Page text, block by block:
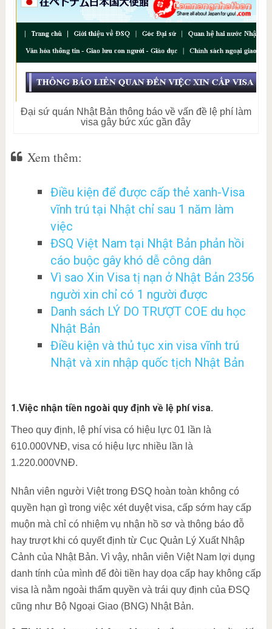
Đại sứ quán Nhật Bản thông báo về vấn đề lệ phí làm
visa gây bức xúc gần đây
Xem thêm:
Điều kiện để được cấp thẻ xanh-Visa
vĩnh trú tại Nhật chỉ sau 1 năm làm
việc
ĐSQ Việt Nam tại Nhật Bản phản hồi
cáo buộc gây khó dễ công dân
Vì sao Xin Visa tị nạn ở Nhật Bản 2356
người xin chỉ có 1 người được
Danh sách LÝ DO TRƯỢT COE du học
Nhật Bản
Điều kiện và thủ tục xin visa vĩnh trú
Nhật và xin nhập quốc tịch Nhật Bản
1.Việc nhận tiền ngoài quy định về lệ phí visa.
Theo quy định, lệ phí visa có hiệu lực 01 lần là
610.000VNĐ, visa có hiệu lực nhiều lần là
1.220.000VNĐ.
Nhân viên người Việt trong ĐSQ hoàn toàn không có
quyền hạn gì trong việc xét duyệt visa, cấp sớm hay cấp
muộn mà chỉ có nhiệm vụ nhận hồ sơ và thông báo đỗ
hay trượt khi có quyết định từ Cục Quản Lý Xuất Nhập
Cảnh của Nhật Bản. Vì vậy, nhân viên Việt Nam lợi dụng
danh tính của mình để đòi tiền hay dọa cấp hay không cấp
visa là nằm ngoài thẩm quyền và trái quy định của ĐSQ
cũng như Bộ Ngoại Giao (BNG) Nhật Bản.